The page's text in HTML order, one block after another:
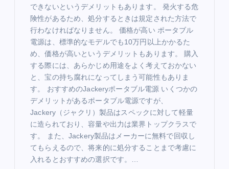
できないというデメリットもあります。 発火する危
険性があるため、処分するときは規定された方法で
行わなければなりません。 価格が高い ポータブル
電源は、標準的なモデルでも10万円以上かかるた
め、価格が高いというデメリットもあります。 購入
する際には、あらかじめ用途をよく考えておかない
と、宝の持ち腐れになってしまう可能性もありま
す。 おすすめのJackeryポータブル電源 いくつかの
デメリットがあるポータブル電源ですが、
Jackery（ジャクリ）製品はスペックに対して軽量
に造られており、容量や出力は業界トップクラスで
す。 また、Jackery製品はメーカーに無料で回収し
てもらえるので、将来的に処分することまで考慮に
入れるとおすすめの選択です。…